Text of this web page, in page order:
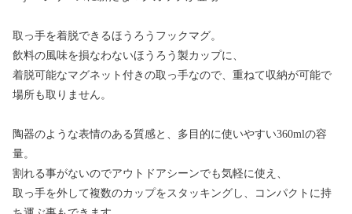
取っ手を着脱できるほうろうフックマグ。
飲料の風味を損なわないほうろう製カップに、
着脱可能なマグネット付きの取っ手なので、重ねて収納が可能で
場所も取りません。
陶器のような表情のある質感と、多目的に使いやすい360mlの容
量。
割れる事がないのでアウトドアシーンでも気軽に使え、
取っ手を外して複数のカップをスタッキングし、コンパクトに持